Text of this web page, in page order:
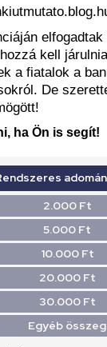
kell
a fiatalok a
De
ha Ön is segít!